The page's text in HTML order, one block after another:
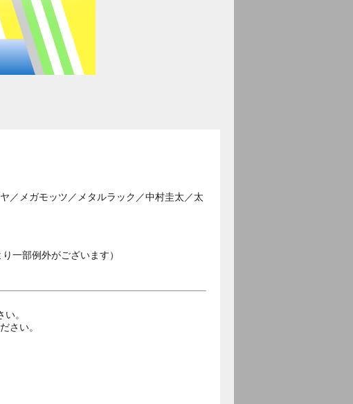
／メガモッツ／メタルラック／中村圭太／太
一部例外がございます）
。
さい。